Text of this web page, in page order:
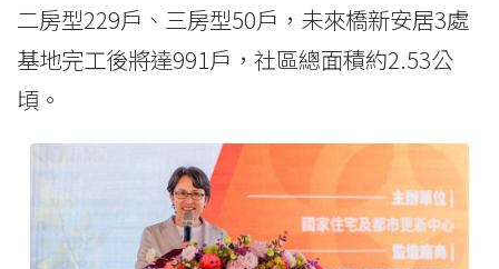
二房型229戶、三房型50戶，未來橋新安居3處
基地完工後將達991戶，社區總面積約2.53公
頃。